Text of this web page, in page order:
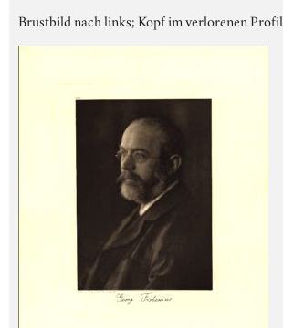
Brustbild nach links; Kopf im verlorenen Profil